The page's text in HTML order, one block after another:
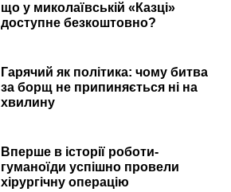
що у миколаївській «Казці»
доступне безкоштовно?
Гарячий як політика: чому битва
за борщ не припиняється ні на
хвилину
Вперше в історії роботи-
гуманоїди успішно провели
хірургічну операцію